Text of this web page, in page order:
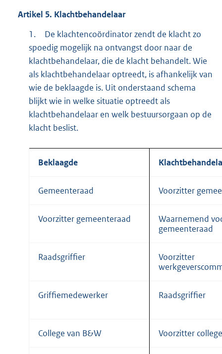
Artikel 5. Klachtbehandelaar
1.
De klachtencoördinator zendt de klacht zo
spoedig mogelijk na ontvangst door naar de
klachtbehandelaar, die de klacht behandelt. Wie
als klachtbehandelaar optreedt, is afhankelijk van
wie de beklaagde is. Uit onderstaand schema
blijkt wie in welke situatie optreedt als
klachtbehandelaar en welk bestuursorgaan op de
klacht beslist.
Beklaagde
Gemeenteraad Voorzitter
Voorzitter gemeenteraad
Waarnemend
gemeenteraad
Raadsgriffier
Voorzitter
Griffiemedewerker Raadsgriffier
College van B&W Voorzitter